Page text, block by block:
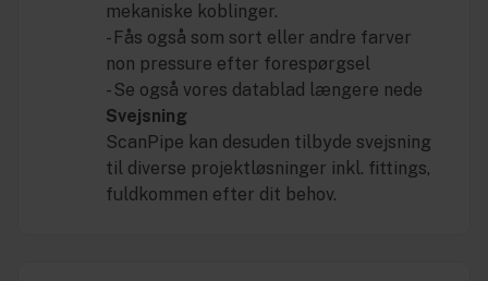
mekaniske koblinger.
- Fås også som sort eller andre farver
non pressure efter forespørgsel
- Se også vores datablad længere nede
Svejsning
ScanPipe kan desuden tilbyde svejsning
til diverse projektløsninger inkl. fittings,
fuldkommen efter dit behov.